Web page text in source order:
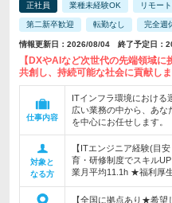
正社員 業種未経験OK リモー
第二新卒歓迎 転勤なし 完全週
情報更新日：2026/08/04 終了予定日：
【DXやAIなど次世代の先端領域
共創し、持続可能な社会に貢献し
仕事内容
ITインフラ環境における
広い業務の中から、あ
を中心にお任せします。
対象と
なる方
【ITエンジニア経験(目
育・研修制度でスキル
業月平均11.1h ★福利厚
【全国に拠点あり★希望